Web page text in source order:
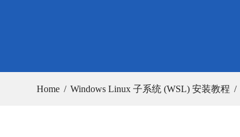
Home Windows Linux 子系统 (WSL) 安装教程